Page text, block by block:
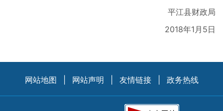
平江县财政局
2018年1月5日
网站地图 网站声明 友情链接 政务热线